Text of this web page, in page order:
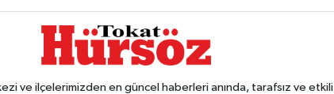
ve ilçelerimizden en güncel haberleri anında, tarafsız ve